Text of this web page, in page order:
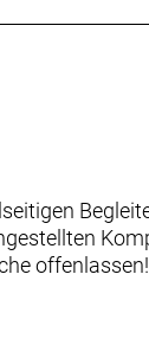
offenlassen!